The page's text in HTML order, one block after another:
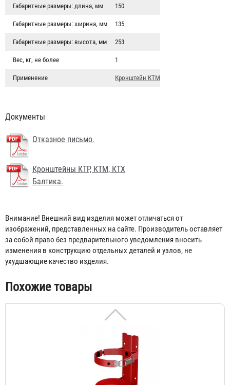
Габаритные размеры: длина, мм 150
Габаритные размеры: ширина, мм 135
Габаритные размеры: высота, мм 253
Вес, кг, не более 1
Применение Кронштейн КТМ
Документы
Отказное письмо.
Кронштейны КТР, КТМ, КТХ
Балтика.
Внимание! Внешний вид изделия может отличаться от
изображений, представленных на сайте. Производитель оставляет
за собой право без предварительного уведомления вносить
изменения в конструкцию отдельных деталей и узлов, не
ухудшающие качество изделия.
Похожие товары
Кронштейн транспортный КТМ-3 "БАЛТИКА" (для ОП-3
965 ₽
Кронштейн транспортный КТМ-1 "БАЛТИКА" (для ОП-1
d110)
875 ₽